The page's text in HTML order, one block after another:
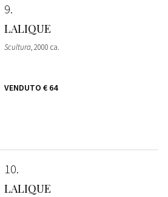
9
LALIQUE
Scultura, 2000 ca.
VENDUTO € 64
10
LALIQUE